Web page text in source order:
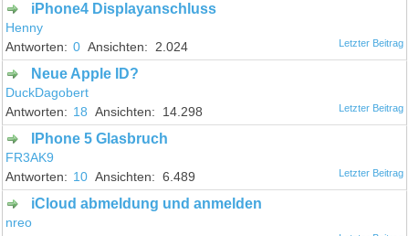
iPhone4 Displayanschluss
Henny
0
2.024
Neue Apple ID?
DuckDagobert
18
14.298
IPhone 5 Glasbruch
FR3AK9
10
6.489
iCloud abmeldung und anmelden
nreo